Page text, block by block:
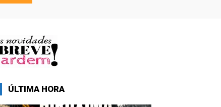
ÚLTIMA HORA